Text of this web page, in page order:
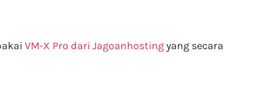
VM-X Pro dari Jagoanhostingyang secara